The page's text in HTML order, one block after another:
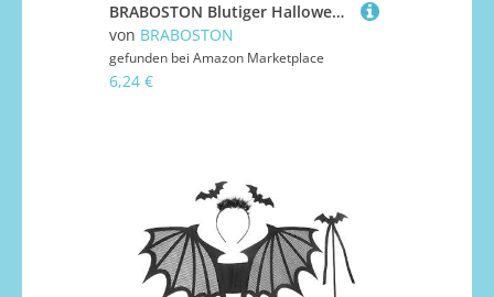
BRABOSTON Blutiger Halloween-Hexenhut, Haarband mit Blume für Damen und Herren, Cosplay, Zauberermützen, Stirnband, Kostüm, Zubehör, Halloween-Kopfbedeckung
von BRABOSTON
gefunden bei Amazon Marketplace
6,24 €